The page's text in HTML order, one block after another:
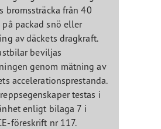
bromssträcka från 40
packad snö eller
av däckets dragkraft.
beviljas
genom mätning av
accelerationsprestanda.
testas i
enligt bilaga 7 i
föreskrift nr 117.